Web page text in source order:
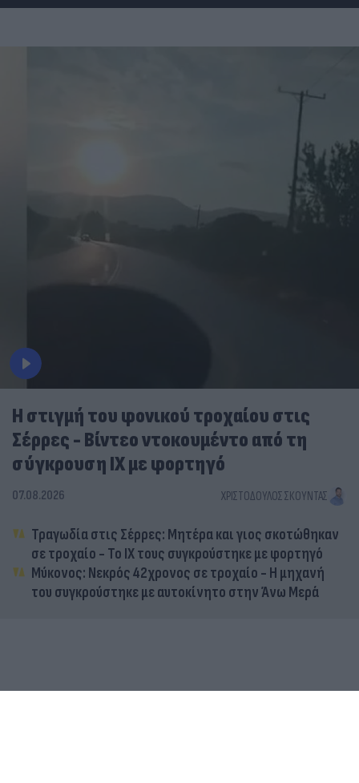
Η στιγμή του φονικού τροχαίου στις
Σέρρες - Βίντεο ντοκουμέντο από τη
σύγκρουση ΙΧ με φορτηγό
07.08.2026 ΧΡΙΣΤΌΔΟΥΛΟΣ ΣΚΟΎΝΤΑΣ
Τραγωδία στις Σέρρες: Μητέρα και γιος σκοτώθηκαν
σε τροχαίο - Το ΙΧ τους συγκρούστηκε με φορτηγό
Μύκονος: Νεκρός 42χρονος σε τροχαίο - Η μηχανή
του συγκρούστηκε με αυτοκίνητο στην Άνω Μερά